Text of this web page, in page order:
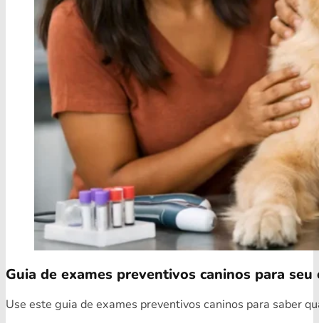
Guia de exames preventivos caninos para seu
Use este guia de exames preventivos caninos para saber